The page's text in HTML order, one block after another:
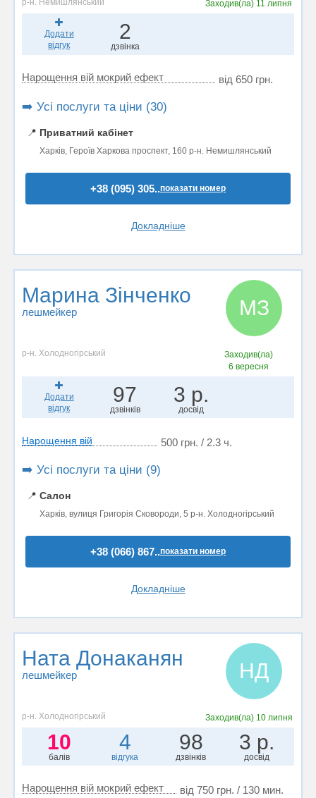
р-н. Немишлянський Заходив(ла) 11 липня
Додати
відгук
2
дзвінка
Нарощення вій мокрий ефект від 650 грн.
➡️ Усі послуги та ціни (30)
📍 Приватний кабінет
Харків, Героїв Харкова проспект, 160 р-н. Немишлянський
+38 (095) 305..показати номер
Докладніше
Марина Зінченко
лешмейкер МЗ
р-н. Холодногірський
Заходив(ла)
6 вересня
Додати
відгук
97
дзвінків
3 р.
досвід
Нарощення вій 500 грн. / 2.3 ч.
➡️ Усі послуги та ціни (9)
📍 Салон
Харків, вулиця Григорія Сковороди, 5 р-н. Холодногірський
+38 (066) 867..показати номер
Докладніше
Ната Донаканян
лешмейкер НД
р-н. Холодногірський Заходив(ла) 10 липня
10
балів
4
відгука
98
дзвінків
3 р.
досвід
Нарощення вій мокрий ефект від 750 грн. / 130 мин.